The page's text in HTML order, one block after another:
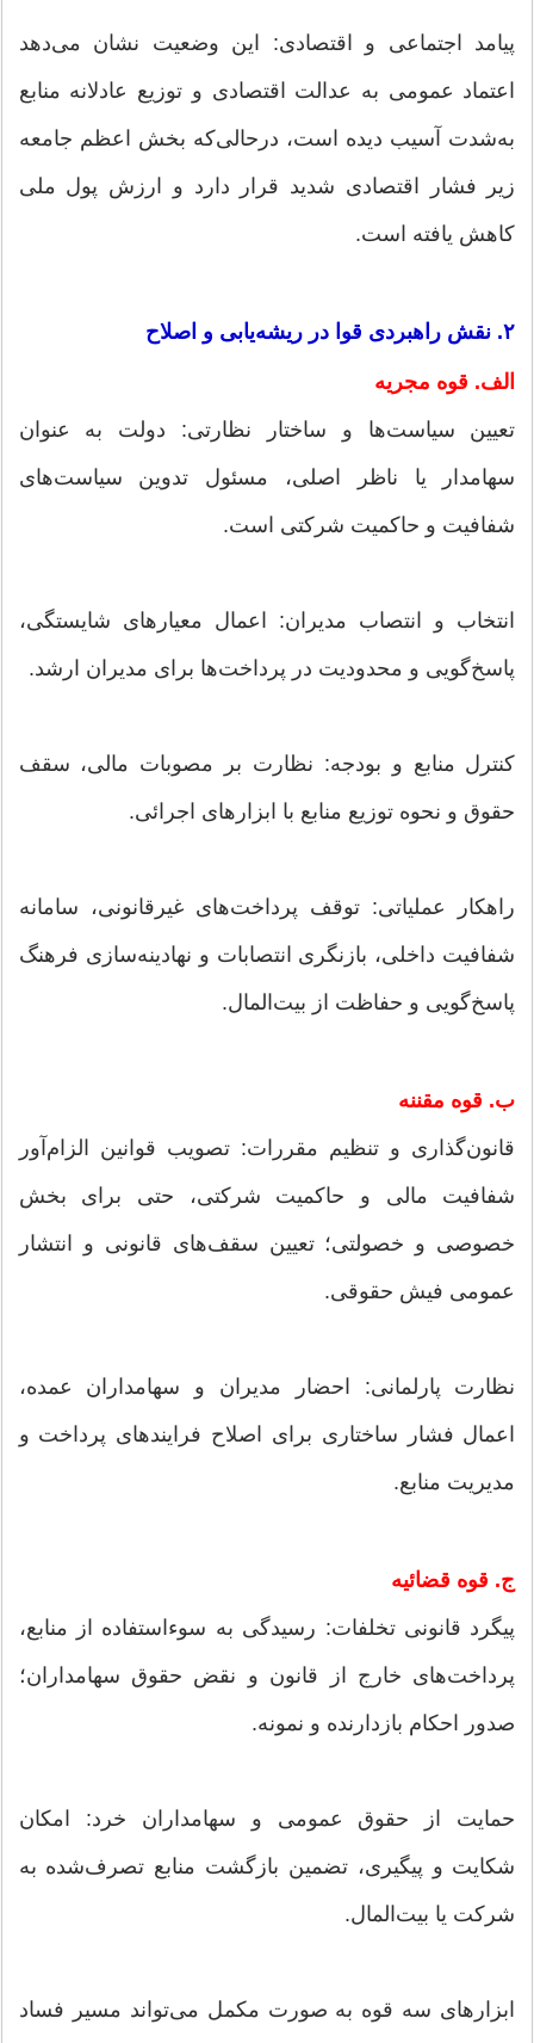
پیامد اجتماعی و اقتصادی: این وضعیت نشان می‌دهد
اعتماد عمومی به عدالت اقتصادی و توزیع عادلانه منابع
به‌شدت آسیب دیده است، درحالی‌که بخش اعظم جامعه
زیر فشار اقتصادی شدید قرار دارد و ارزش پول ملی
کاهش یافته است.
۲. نقش راهبردی قوا در ریشه‌یابی و اصلاح
الف. قوه مجریه
تعیین سیاست‌ها و ساختار نظارتی: دولت به‌ عنوان
سهامدار یا ناظر اصلی، مسئول تدوین سیاست‌های
شفافیت و حاکمیت شرکتی است.
انتخاب و انتصاب مدیران: اعمال معیارهای شایستگی،
پاسخ‌گویی و محدودیت در پرداخت‌ها برای مدیران ارشد.
کنترل منابع و بودجه: نظارت بر مصوبات مالی، سقف
حقوق و نحوه توزیع منابع با ابزارهای اجرائی.
راهکار عملیاتی: توقف پرداخت‌های غیرقانونی، سامانه
شفافیت داخلی، بازنگری انتصابات و نهادینه‌سازی فرهنگ
پاسخ‌گویی و حفاظت از بیت‌المال.
ب. قوه مقننه
قانون‌گذاری و تنظیم مقررات: تصویب قوانین الزام‌آور
شفافیت مالی و حاکمیت شرکتی، حتی برای بخش
خصوصی و خصولتی؛ تعیین سقف‌های قانونی و انتشار
عمومی فیش حقوقی.
نظارت پارلمانی: احضار مدیران و سهامداران عمده،
اعمال فشار ساختاری برای اصلاح فرایندهای پرداخت و
مدیریت منابع.
ج. قوه قضائیه
پیگرد قانونی تخلفات: رسیدگی به سوءاستفاده از منابع،
پرداخت‌های خارج از قانون و نقض حقوق سهامداران؛
صدور احکام بازدارنده و نمونه.
حمایت از حقوق عمومی و سهامداران خرد: امکان
شکایت و پیگیری، تضمین بازگشت منابع تصرف‌شده به
شرکت یا بیت‌المال.
ابزارهای سه قوه به صورت مکمل می‌تواند مسیر فساد